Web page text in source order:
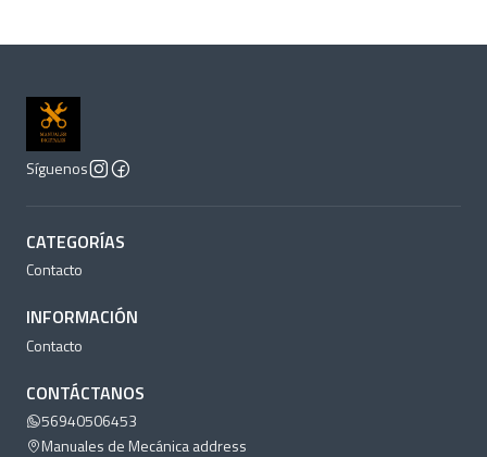
Síguenos
CATEGORÍAS
Contacto
INFORMACIÓN
Contacto
CONTÁCTANOS
56940506453
Manuales de Mecánica address